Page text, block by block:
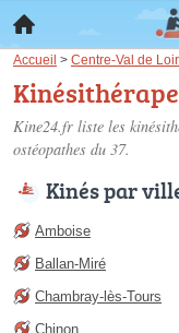
Accueil > Centre-Val de
Kine24.fr liste les
ostéopathes du 37.
Kinés par
Amboise
Ballan-Miré
Chambray-lès-Tours
Chinon